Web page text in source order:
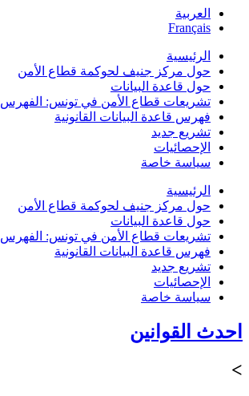
العربية
Français
الرئيسية
حول مركز جنيف لحوكمة قطاع الأمن
حول قاعدة البيانات
تشريعات قطاع الأمن في تونس: الفهرس 1956-2011
فهرس قاعدة البيانات القانونية
تشريع جديد
الإحصائيات
سياسة خاصة
الرئيسية
حول مركز جنيف لحوكمة قطاع الأمن
حول قاعدة البيانات
تشريعات قطاع الأمن في تونس: الفهرس 1956-2011
فهرس قاعدة البيانات القانونية
تشريع جديد
الإحصائيات
سياسة خاصة
احدث القوانين
>